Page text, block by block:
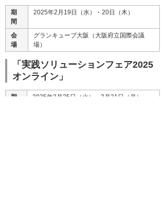
期
間
2025年2月19日（水）・20日（木）
会
場
グランキューブ大阪（大阪府立国際会議
場）
「実践ソリューションフェア2025
オンライン」
期
2025年2月25日（火）～3月31日（月）